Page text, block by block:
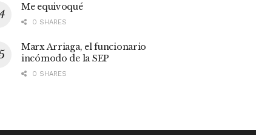
Me equivoqué
0 SHARES
Marx Arriaga, el funcionario
incómodo de la SEP
0 SHARES